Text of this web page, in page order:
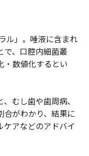
ル」。唾液に含まれ
で、口腔内細菌叢
・数値化するとい
むし歯や歯周病、
合がわかり、結果に
アなどのアドバイ